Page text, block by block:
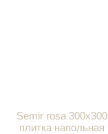
Semir rosa 300x300
плитка напольная